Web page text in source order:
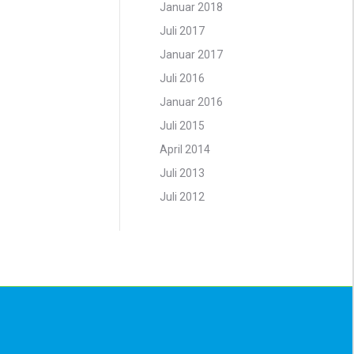
Januar 2018
Juli 2017
Januar 2017
Juli 2016
Januar 2016
Juli 2015
April 2014
Juli 2013
Juli 2012